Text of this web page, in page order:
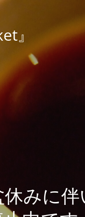
』
みに伴